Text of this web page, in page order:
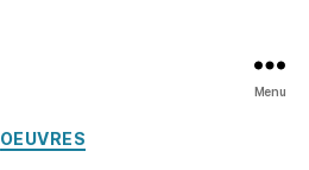
Menu
Catégories
OEUVRES